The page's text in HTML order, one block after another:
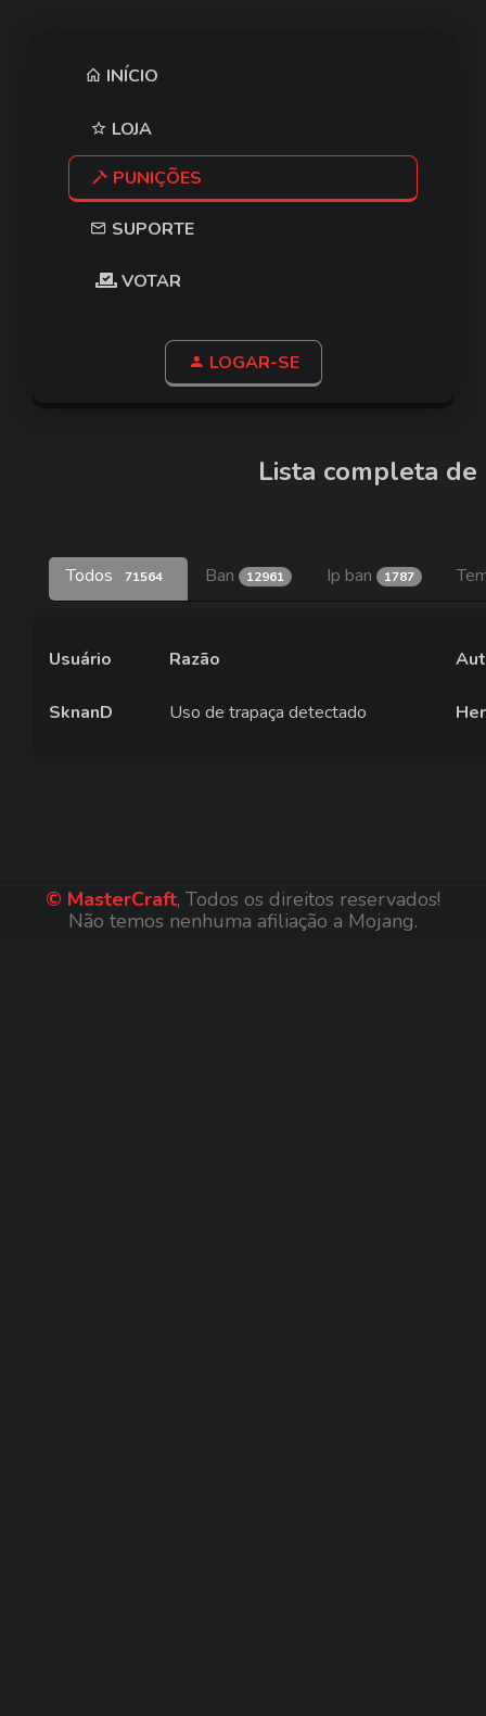
INÍCIO
LOJA
PUNIÇÕES
SUPORTE
VOTAR
LOGAR-SE
Lista completa
Todos 71564 Ban 12961 Ip ban 1787
Usuário Razão
SknanD Uso de trapaça detectado
© MasterCraft, Todos os direitos reservados!
Não temos nenhuma afiliação a Mojang.